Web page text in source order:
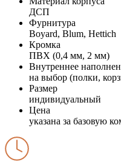
ДСП
Фурнитура
Boyard, Blum, Hettich
Кромка
ПВХ (0,4 мм, 2 мм)
Внутреннее
на выбор (полки,
Размер
индивидуальный
Цена
указана за базовую